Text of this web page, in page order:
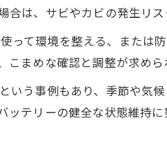
は、サビやカビの発生リス
って環境を整える、または
まめな確認と調整が求めら
いう事例もあり、季節や気
テリーの健全な状態維持に